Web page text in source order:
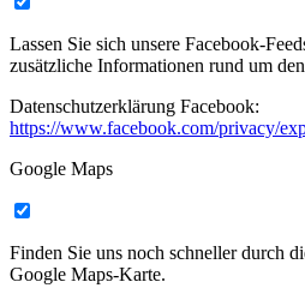
Lassen Sie sich unsere Facebook-
zusätzliche Informationen rund um
Datenschutzerklärung Facebook:
https://www.facebook.com/privacy/
Google Maps
Finden Sie uns noch schneller durch
Google Maps-Karte.